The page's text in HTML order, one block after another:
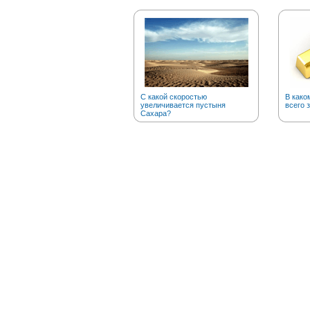
С какой скоростью
увеличивается пустыня
Сахара?
В
всего